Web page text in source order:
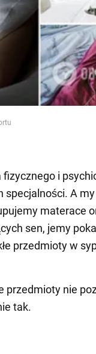
i
specjalności. A
materace
sen, jemy
przedmioty w
przedmioty nie
tak.